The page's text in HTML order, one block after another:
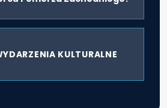
KULTURALNE